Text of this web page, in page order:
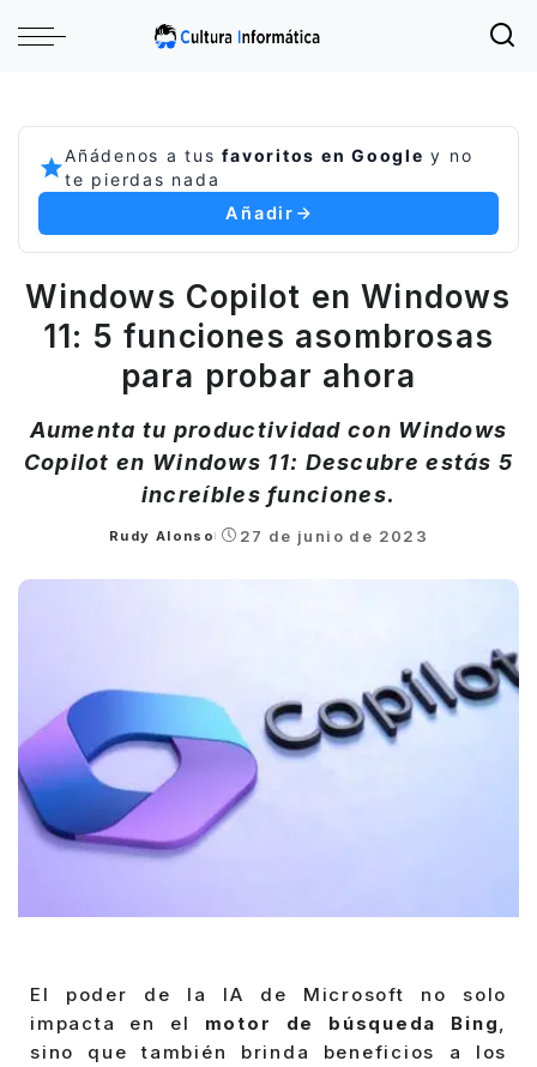
Añádenos a tusfavoritos en Google y no
te pierdas nada
Añadir
Windows Copilot en Windows
11: 5 funciones asombrosas
para probar ahora
Aumenta tu productividad con Windows
Copilot en Windows 11: Descubre estás 5
increíbles funciones.
Posted
Rudy Alonso 27 de junio de 2023
El poder de la IA de Microsoft no solo
impacta en el motor de búsqueda Bing,
sino que también brinda beneficios a los